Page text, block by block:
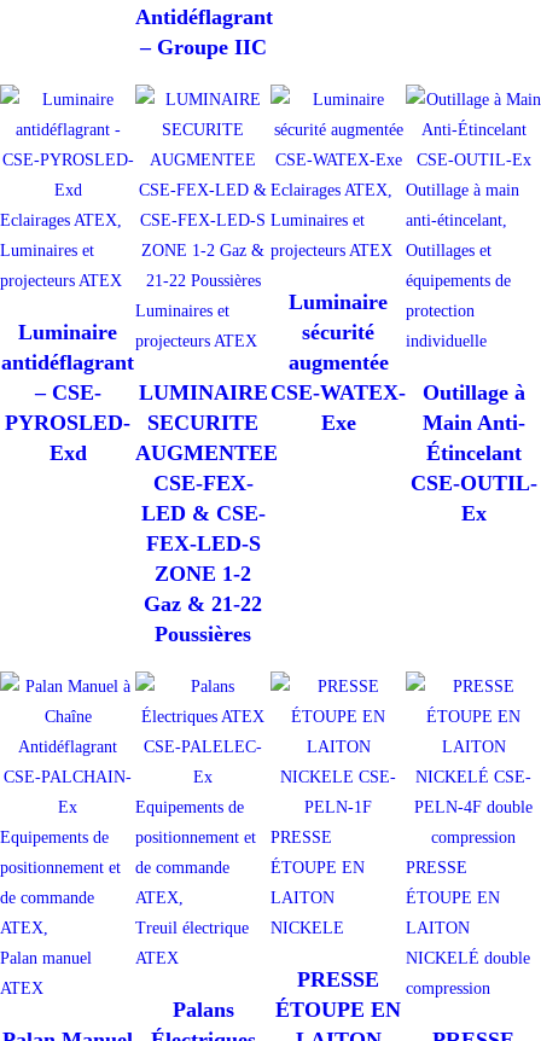
Antidéflagrant
– Groupe IIC
Eclairages ATEX,
Luminaires et
projecteurs ATEX
Luminaire
antidéflagrant
– CSE-
PYROSLED-
Exd
Luminaires et
projecteurs ATEX
LUMINAIRE
SECURITE
AUGMENTEE
CSE-FEX-
LED & CSE-
FEX-LED-S
ZONE 1-2
Gaz & 21-22
Poussières
Eclairages ATEX,
Luminaires et
projecteurs ATEX
Luminaire
sécurité
augmentée
CSE-WATEX-
Exe
Outillage à main
anti-étincelant,
Outillages et
équipements de
protection
individuelle
Outillage à
Main Anti-
Étincelant
CSE-OUTIL-
Ex
Equipements de
positionnement et
de commande
ATEX,
Palan manuel
ATEX
Equipements de
positionnement et
de commande
ATEX,
Treuil électrique
ATEX
Palans
PRESSE
ÉTOUPE EN
LAITON
NICKELE
PRESSE
ÉTOUPE EN
PRESSE
ÉTOUPE EN
LAITON
NICKELÉ double
compression